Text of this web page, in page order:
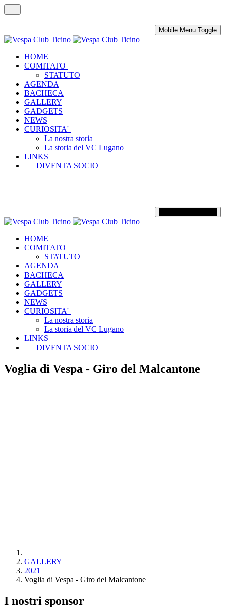
Mobile Menu Toggle
HOME
COMITATO
STATUTO
AGENDA
BACHECA
GALLERY
GADGETS
NEWS
CURIOSITA'
La nostra storia
La storia del VC Lugano
LINKS
DIVENTA SOCIO
HOME
COMITATO
STATUTO
AGENDA
BACHECA
GALLERY
GADGETS
NEWS
CURIOSITA'
La nostra storia
La storia del VC Lugano
LINKS
DIVENTA SOCIO
Voglia di Vespa - Giro del Malcantone
GALLERY
2021
Voglia di Vespa - Giro del Malcantone
I nostri sponsor